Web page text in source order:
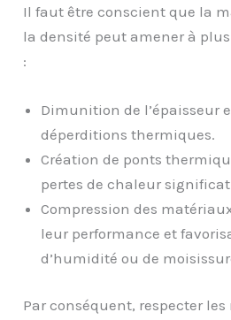
Il faut être conscient que la
la densité peut amener à
:
Dimunition de l’épaisseur
déperditions thermiques.
Création de ponts
pertes de chaleur
Compression des
leur performance et
d’humidité ou de
Par conséquent, respecter